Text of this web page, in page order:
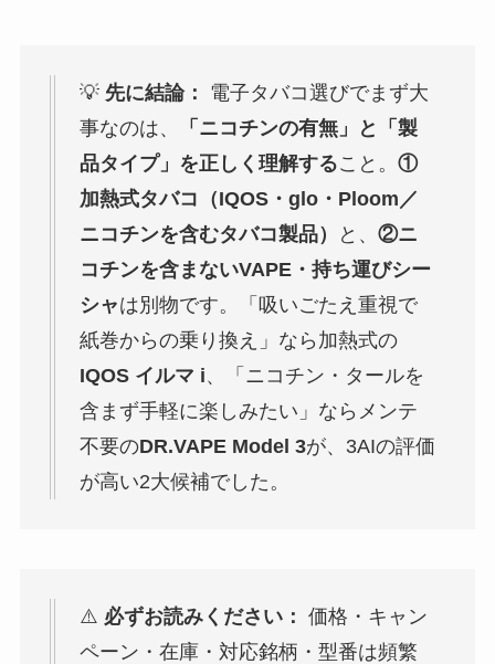
💡 先に結論：
電子タバコ選びでまず大
事なのは、
「ニコチンの有無」と「製
品タイプ」を正しく理解すること。 ①
加熱式タバコ（IQOS・glo・Ploom／
ニコチンを含むタバコ製品）
と、 ②ニ
コチンを含まないVAPE・持ち運びシー
シャは別物です。「吸いごたえ重視で
紙巻からの乗り換え」なら加熱式の
IQOS イルマ i、「ニコチン・タールを
含まず手軽に楽しみたい」ならメンテ
不要のDR.VAPE Model 3が、3AIの評価
が高い2大候補でした。
⚠️ 必ずお読みください： 価格・キャン
ペーン・在庫・対応銘柄・型番は頻繁